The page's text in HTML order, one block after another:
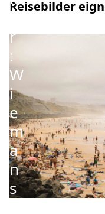
e
r
:
W
i
e
m
a
n
s
Reisebilder